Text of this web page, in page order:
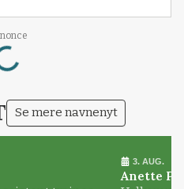
Se mere navnenyt
3. AUG.
Anette